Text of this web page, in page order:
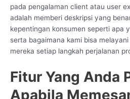
pada pengalaman client atau user
adalah memberi deskripsi yang
kepentingan konsumen seperti apa
serta bagaimana kami bisa
mereka setiap langkah perjalanan
Fitur Yang Anda
Apabila